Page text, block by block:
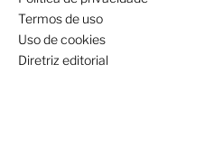
Termos de uso
Uso de cookies
Diretriz editorial